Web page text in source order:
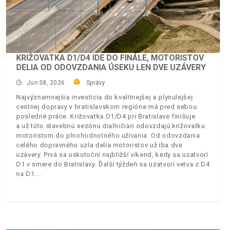
KRIŽOVATKA D1/D4 IDE DO FINÁLE, MOTORISTOV
DELIA OD ODOVZDANIA ÚSEKU LEN DVE UZÁVERY
Jun 08, 2026 Správy
Najvýznamnejšia investícia do kvalitnejšej a plynulejšej
cestnej dopravy v bratislavskom regióne má pred sebou
posledné práce. Križovatka D1/D4 pri Bratislave finišuje
a už túto stavebnú sezónu diaľničiari odovzdajú križovatku
motoristom do plnohodnotného užívania. Od odovzdania
celého dopravného uzla delia motoristov už iba dve
uzávery. Prvá sa uskutoční najbližší víkend, kedy sa uzatvorí
D1 v smere do Bratislavy. Ďalší týždeň sa uzatvorí vetva z D4
na D1.